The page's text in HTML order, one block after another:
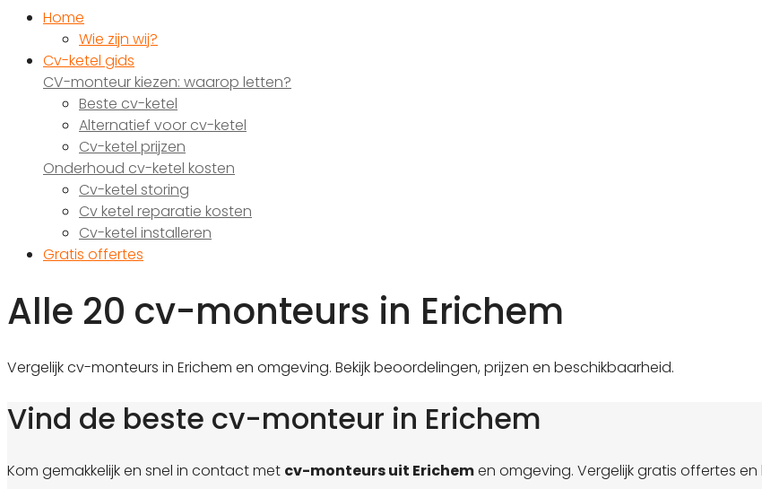
Home
Wie zijn wij?
Cv-ketel gids
CV-monteur kiezen: waarop letten?
Beste cv-ketel
Alternatief voor cv-ketel
Cv-ketel prijzen
Onderhoud cv-ketel kosten
Cv-ketel storing
Cv ketel reparatie kosten
Cv-ketel installeren
Gratis offertes
Alle 20 cv-monteurs in Erichem
Vergelijk cv-monteurs in Erichem en omgeving. Bekijk beoordelingen, prijzen en beschikbaarheid.
Vind de beste cv-monteur in Erichem
Kom gemakkelijk en snel in contact met cv-monteurs uit Erichemen omgeving. Vergelijk gratis offertes